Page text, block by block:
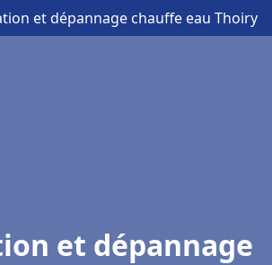
et dépannage chauffe eau Thoiry
et dépannage